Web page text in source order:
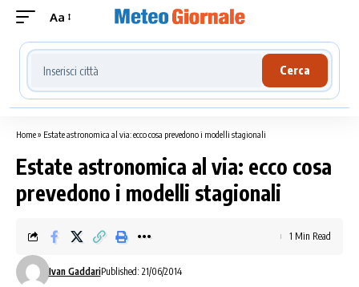
Aa
Cerca località meteo
Cerca
Home» Estate astronomica al via: ecco cosa prevedono i modelli stagionali
Estate astronomica al via: ecco cosa
prevedono i modelli stagionali
Ivan GaddariPublished: 21/06/2014
1 Min Read